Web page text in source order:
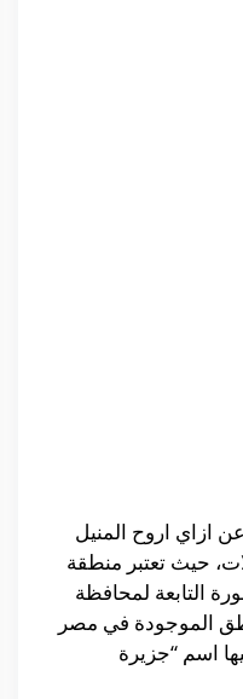
ازاي اروح المنيل
حيث تعتبر منطقة
التابعة لمحافظة
الموجودة في مصر
اسم “جزيرة